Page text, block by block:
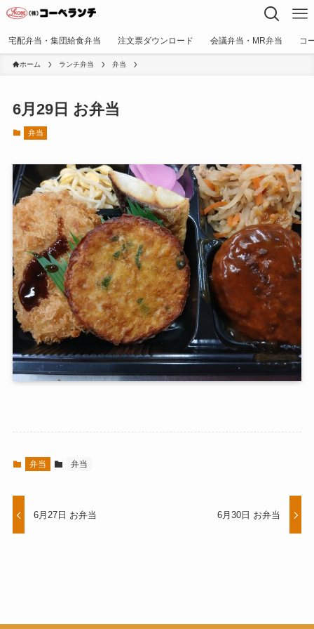
宅配弁当・集団給食弁当 注文票ダウンロード 会議弁当・MR弁当 コ
ホーム ランチ弁当 弁当
6月29日 お弁当
弁当
弁当 弁当
6月27日 お弁当 6月30日 お弁当